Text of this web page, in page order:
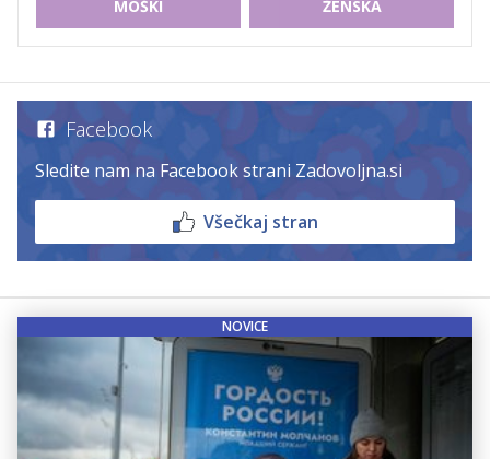
MOŠKI ŽENSKA
Facebook
Sledite nam na Facebook strani Zadovoljna.si
Všečkaj stran
NOVICE